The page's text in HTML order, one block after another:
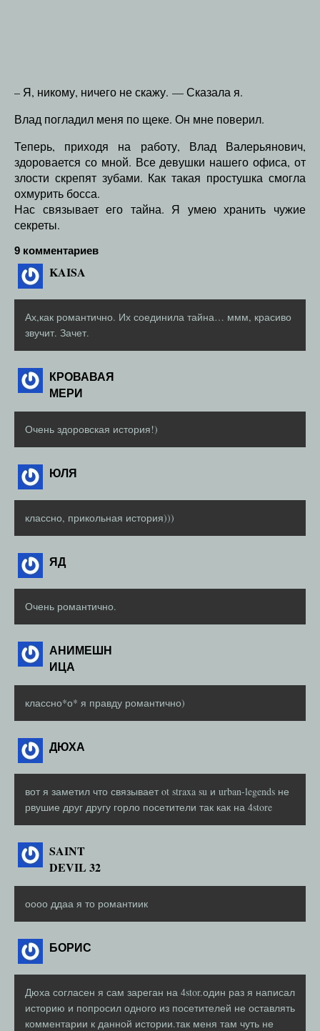
– Я, никому, ничего не скажу. — Сказала я.
Влад погладил меня по щеке. Он мне поверил.
Теперь, приходя на работу, Влад Валерьянович,
здоровается со мной. Все девушки нашего офиса, от
злости скрепят зубами. Как такая простушка смогла
охмурить босса.
Нас связывает его тайна. Я умею хранить чужие
секреты.
9 комментариев
KAISA
Ах,как романтично. Их соединила тайна… ммм, красиво
звучит. Зачет.
КРОВАВАЯ
МЕРИ
Очень здоровская история!)
ЮЛЯ
классно, прикольная история)))
ЯД
Очень романтично.
АНИМЕШН
ИЦА
классно*о* я правду романтично)
ДЮХА
вот я заметил что связывает ot straxa su и urban-legends не
рвушие друг другу горло посетители так как на 4store
SAINT
DEVIL 32
оооо ддаа я то романтиик
БОРИС
Дюха согласен я сам зареган на 4stor.один раз я написал
историю и попросил одного из посетителей не оставлять
комментарии к данной истории.так меня там чуть не